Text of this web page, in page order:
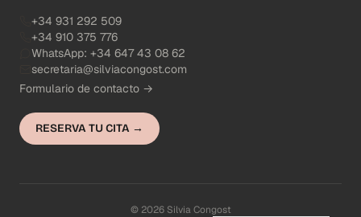
+34 931 292 509
+34 910 375 776
WhatsApp: +34 647 43 08 62
secretaria@silviacongost.com
Formulario de contacto →
RESERVA TU CITA →
© 2026 Silvia Congost